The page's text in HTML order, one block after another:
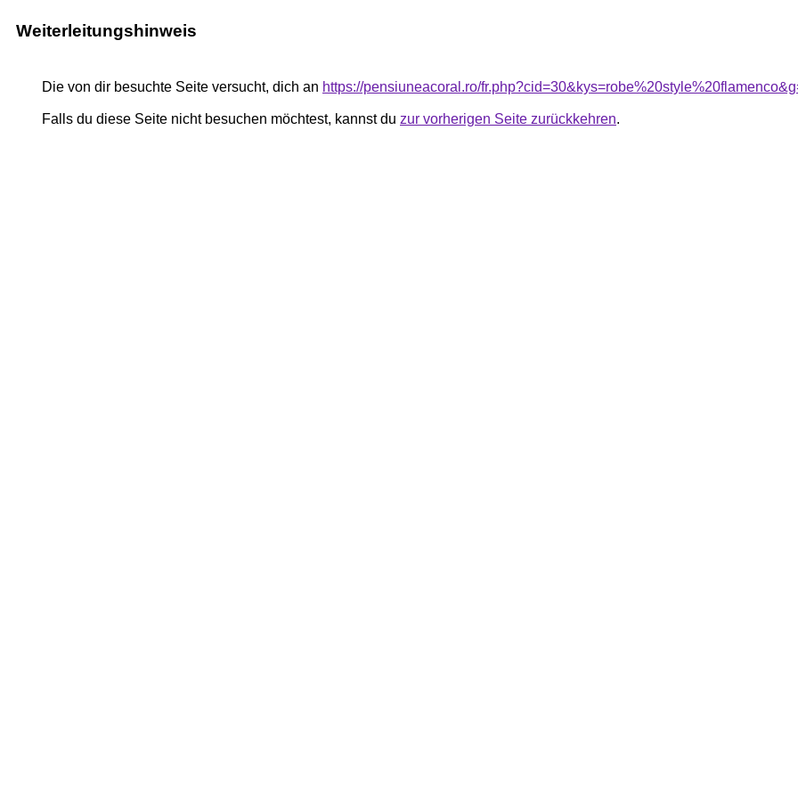
Weiterleitungshinweis
Die von dir besuchte Seite versucht, dich an https://pensiuneacoral.ro/
Falls du diese Seite nicht besuchen möchtest, kannst du zur vorherigen Seite zurückkehren.